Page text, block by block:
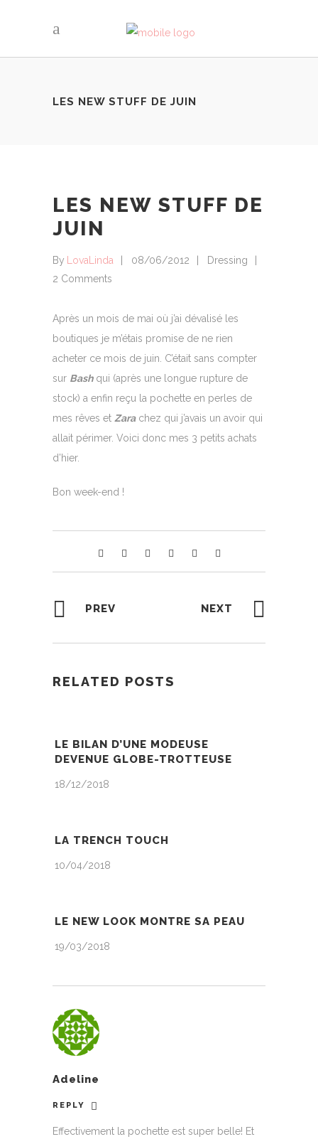
LES NEW STUFF DE JUIN
LES NEW STUFF DE
JUIN
By LovaLinda 08/06/2012
Dressing
2 Comments
Après un mois de mai où j’ai dévalisé les
boutiques je m’étais promise de ne rien
acheter ce mois de juin. C’était sans compter
sur Bashqui (après une longue rupture de
stock) a enfin reçu la pochette en perles de
mes rêves et Zarachez qui j’avais un avoir qui
allait périmer. Voici donc mes 3 petits achats
d’hier.
Bon week-end !
PREV NEXT
RELATED POSTS
LE BILAN D’UNE MODEUSE
DEVENUE GLOBE-TROTTEUSE
18/12/2018
LA TRENCH TOUCH
10/04/2018
LE NEW LOOK MONTRE SA PEAU
19/03/2018
Adeline
REPLY
Effectivement la pochette est super belle! Et